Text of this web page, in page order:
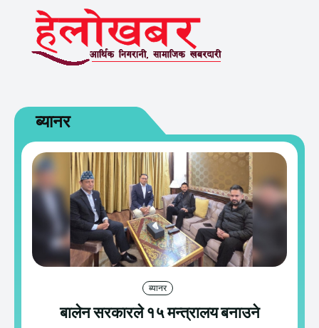
ब्यानर
ब्यानर
बालेन सरकारले १५ मन्त्रालय बनाउने